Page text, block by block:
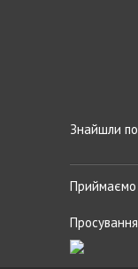
Знайшли